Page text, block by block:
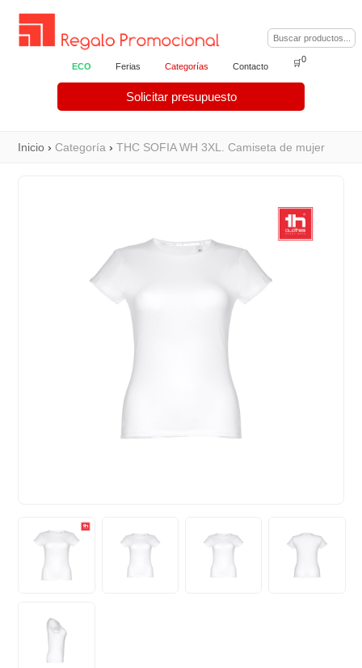
ECO Ferias Categorías Contacto
Solicitar presupuesto
🛒0
Inicio ›Categoría ›THC SOFIA WH 3XL. Camiseta de mujer